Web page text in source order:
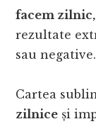
facem
rezultate
sau negative.
Cartea
zilnice și